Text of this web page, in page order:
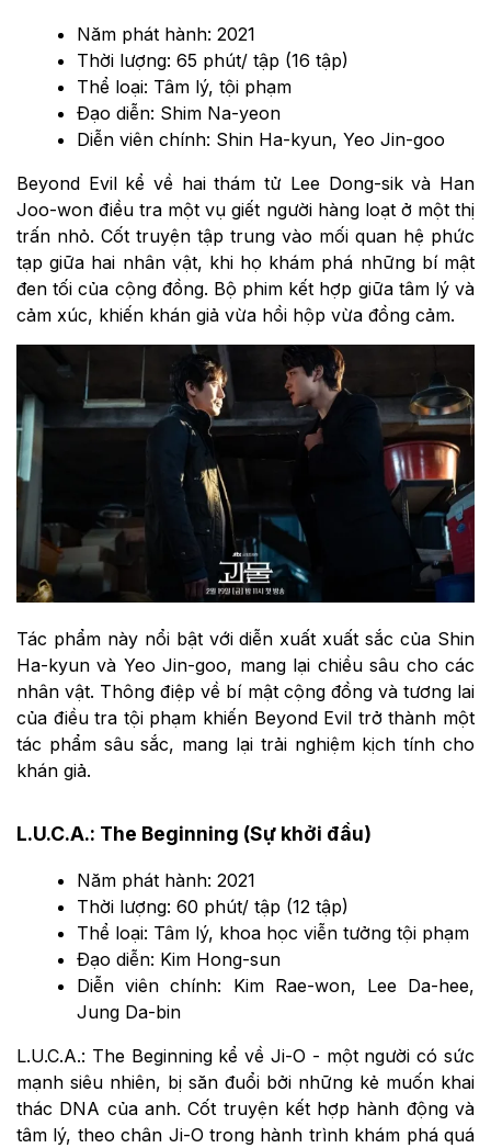
Năm phát hành: 2021
Thời lượng: 65 phút/ tập (16 tập)
Thể loại: Tâm lý, tội phạm
Đạo diễn: Shim Na-yeon
Diễn viên chính: Shin Ha-kyun, Yeo Jin-goo
Beyond Evil kể về hai thám tử Lee Dong-sik và Han
Joo-won điều tra một vụ giết người hàng loạt ở một thị
trấn nhỏ. Cốt truyện tập trung vào mối quan hệ phức
tạp giữa hai nhân vật, khi họ khám phá những bí mật
đen tối của cộng đồng. Bộ phim kết hợp giữa tâm lý và
cảm xúc, khiến khán giả vừa hồi hộp vừa đồng cảm.
Tác phẩm này nổi bật với diễn xuất xuất sắc của Shin
Ha-kyun và Yeo Jin-goo, mang lại chiều sâu cho các
nhân vật. Thông điệp về bí mật cộng đồng và tương lai
của điều tra tội phạm khiến Beyond Evil trở thành một
tác phẩm sâu sắc, mang lại trải nghiệm kịch tính cho
khán giả.
L.U.C.A.: The Beginning (Sự khởi đầu)
Năm phát hành: 2021
Thời lượng: 60 phút/ tập (12 tập)
Thể loại: Tâm lý, khoa học viễn tưởng tội phạm
Đạo diễn: Kim Hong-sun
Diễn viên chính: Kim Rae-won, Lee Da-hee,
Jung Da-bin
L.U.C.A.: The Beginning kể về Ji-O - một người có sức
mạnh siêu nhiên, bị săn đuổi bởi những kẻ muốn khai
thác DNA của anh. Cốt truyện kết hợp hành động và
tâm lý, theo chân Ji-O trong hành trình khám phá quá